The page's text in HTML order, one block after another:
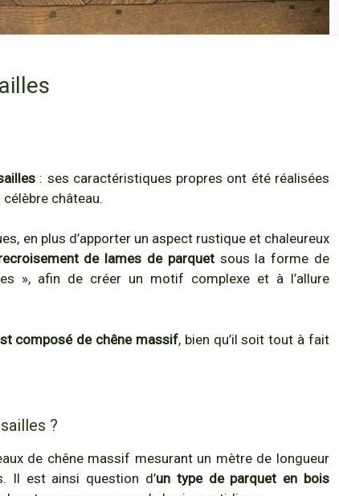
: ses caractéristiques propres ont été réalisées
château.
en plus d’apporter un aspect rustique et chaleureux
de lames de parquetsous la forme de
», afin de créer un motif complexe et à l’allure
composé de chêne massif, bien qu’il soit tout à fait
?
de chêne massif mesurant un mètre de longueur
Il est ainsi question d’un type de parquet en bois